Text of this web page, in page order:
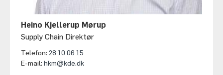
Heino Kjellerup Mørup
Supply Chain Direktør
Telefon: 28 10 06 15
E-mail: hkm@kde.dk